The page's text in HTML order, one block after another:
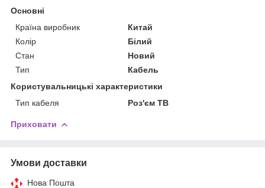
Основні
Країна виробник
Китай
Колір
Білий
Стан
Новий
Тип
Кабель
Користувальницькі характеристики
Тип кабеля
Роз'єм ТВ
Приховати
Умови доставки
Нова Пошта